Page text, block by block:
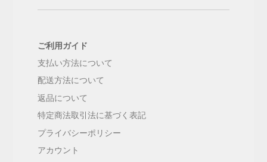
ご利用ガイド
支払い方法について
配送方法について
返品について
特定商法取引法に基づく表記
プライバシーポリシー
アカウント